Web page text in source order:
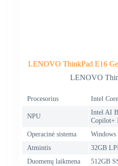
LENOVO ThinkPad E16
LENOVO
Procesorius Intel
NPU
Intel AI
Copilot+
Operacinė sistema
Windows
Atmintis
32GB
Duomenų laikmena
512GB